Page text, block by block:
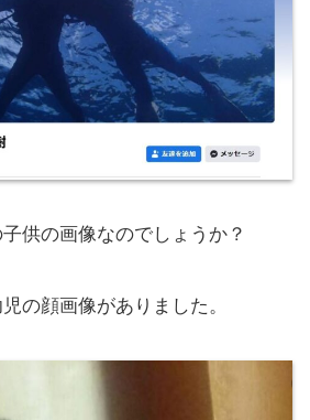
供の画像なのでしょうか？
の顔画像がありました。